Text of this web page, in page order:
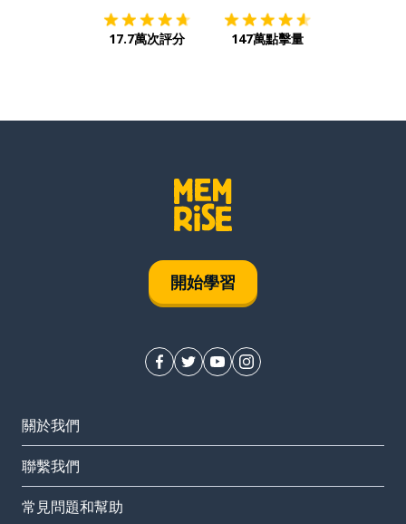
17.7萬次評分 147萬點擊量
開始學習
關於我們
聯繫我們
常見問題和幫助